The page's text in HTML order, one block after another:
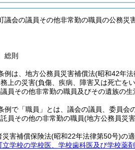
議会の議員その他非常勤の職員の公務災
総則
例は、地方公務員災害補償法(昭和42年
上の災害(負傷、疾病、障害又は死亡を
員その他非常勤の職員及びその遺族の
例で「職員」とは、議会の議員、委員
員その他の非常勤の職員(地方公務員災
災害補償保険法(昭和22年法律第50号)の
立学校の学校医、学校歯科医及び学校薬